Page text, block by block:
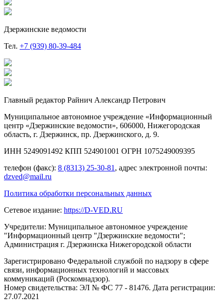
Дзержинские ведомости
Тел. +7 (939) 80-39-484
Главный редактор Райнич Александр Петрович
Муниципальное автономное учреждение «Информационный
центр «Дзержинские ведомости», 606000, Нижегородская
область, г. Дзержинск, пр. Дзержинского, д. 9.
ИНН 5249091492 КПП 524901001 ОГРН 1075249009395
телефон (факс): 8 (8313) 25-30-81 , адрес электронной почты:
dzved@mail.ru
Политика обработки персональных данных
Сетевое издание: https://D-VED.RU
Учредители: Муниципальное автономное учреждение
"Информационный центр "Дзержинские ведомости";
Администрация г. Дзержинска Нижегородской области
Зарегистрировано Федеральной службой по надзору в сфере
связи, информационных технологий и массовых
коммуникаций (Роскомнадзор).
Номер свидетельства: ЭЛ № ФС 77 - 81476. Дата регистрации:
27.07.2021